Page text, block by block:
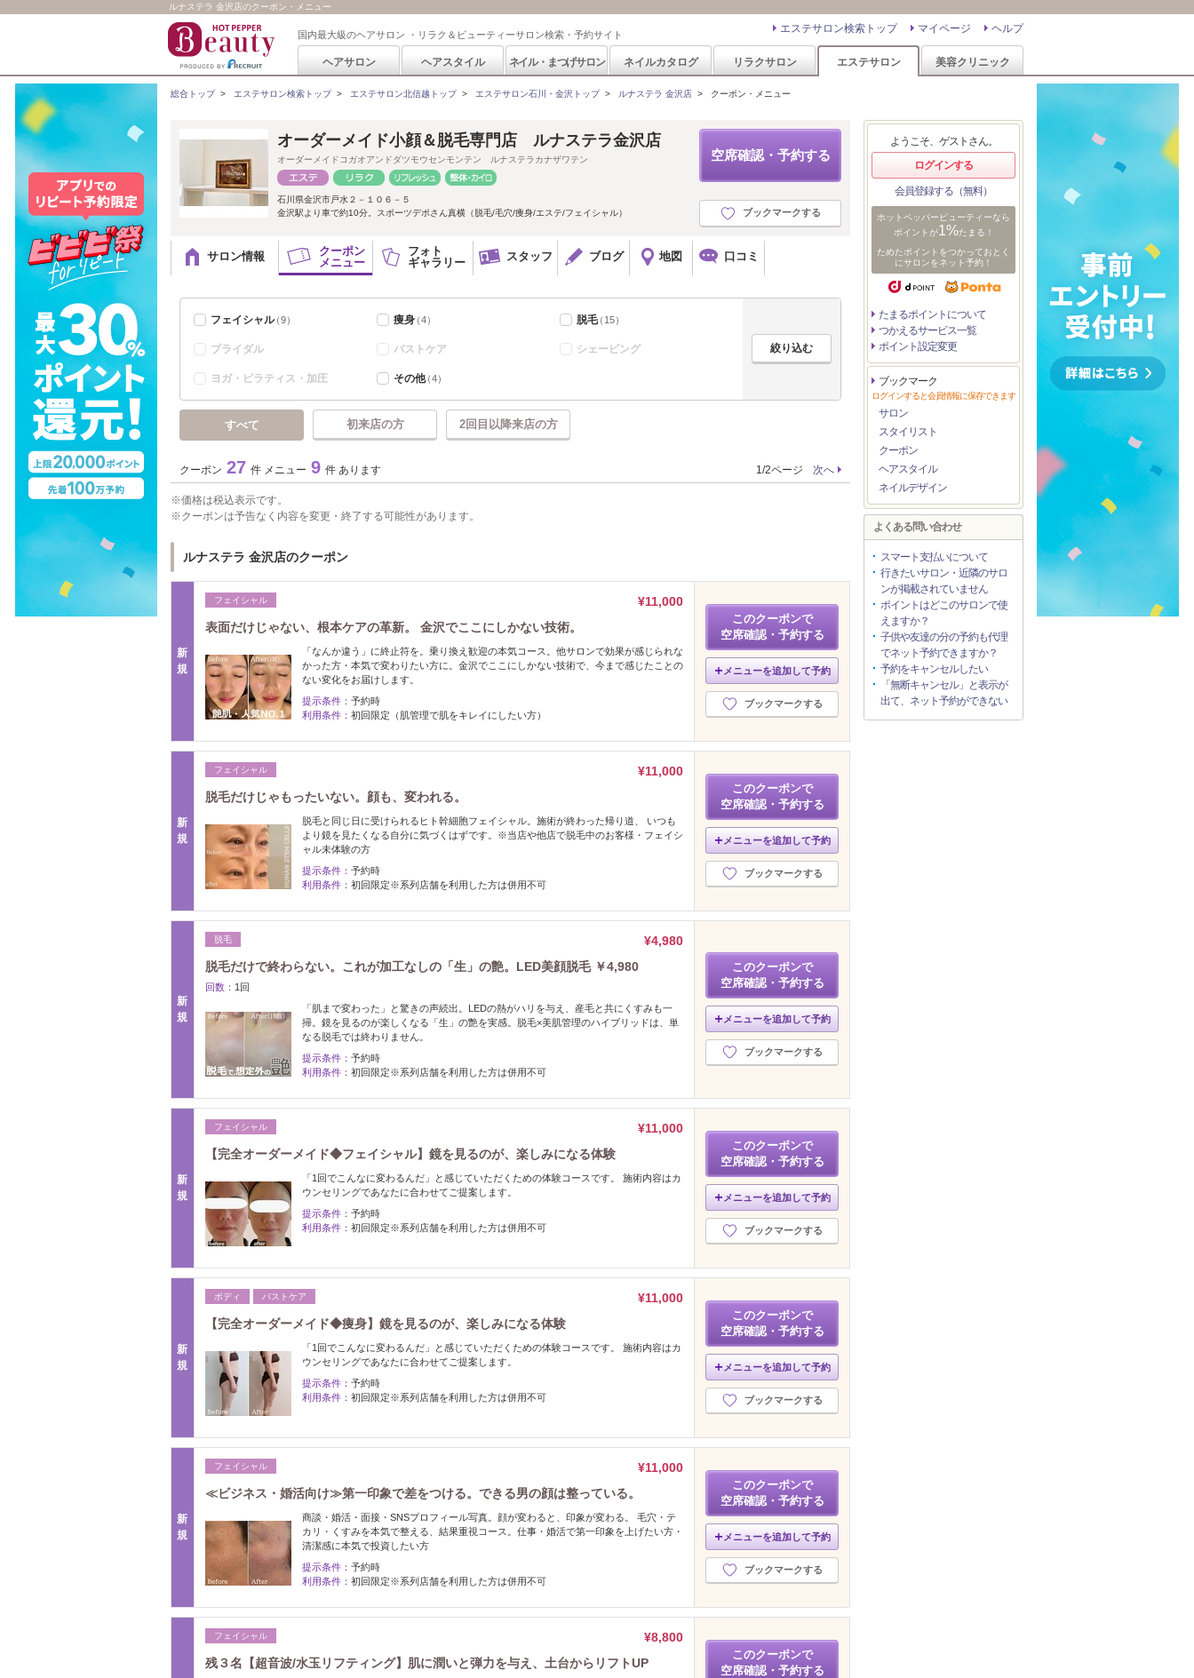
ルナステラ 金沢店のクーポン・メニュー
国内最大級のヘアサロン ・リラク＆ビューティーサロン検索・予約サイト ヘルプ
マイページ
エステサロン検索トップ
ヘアサロン ヘアスタイル ネイル・まつげサロン ネイルカタログ リラクサロン エステサロン 美容クリニック
総合トップ> エステサロン検索トップ> エステサロン北信越トップ> エステサロン石川・金沢トップ> ルナステラ 金沢店 > クーポン・メニュー
空席確認・予約する
ブックマークする
オーダーメイド小顔＆脱毛専門店 ルナステラ金沢店
オーダーメイドコガオアンドダツモウセンモンテン ルナステラカナザワテン
石川県金沢市戸水２－１０６－５
金沢駅より車で約10分。スポーツデポさん真横（脱毛/毛穴/痩身/エステ/フェイシャル）
サロン情報
クーポン
メニュー
フォト
ギャラリー
スタッフ ブログ 地図 口コミ
フェイシャル（9） 痩身（4） 脱毛（15）
ブライダル バストケア シェービング
ヨガ・ピラティス・加圧 その他（4）
すべて 初来店の方 2回目以降来店の方
クーポン 27 件 メニュー 9 件 あります 1/2ページ 次へ
価格は税込表示です。
クーポンは予告なく内容を変更・終了する可能性があります。
ルナステラ 金沢店のクーポン
新
規
フェイシャル
¥11,000
表面だけじゃない、根本ケアの革新。 金沢でここにしかない技術。
「なんか違う」に終止符を。乗り換え歓迎の本気コース。他サロンで効果が感じられな
かった方・本気で変わりたい方に。金沢でここにしかない技術で、今まで感じたことの
ない変化をお届けします。
提示条件： 予約時
利用条件： 初回限定（肌管理で肌をキレイにしたい方）
このクーポンで
空席確認・予約する
メニューを追加して予約
ブックマークする
新
規
フェイシャル
¥11,000
脱毛だけじゃもったいない。顔も、変われる。
脱毛と同じ日に受けられるヒト幹細胞フェイシャル。施術が終わった帰り道、 いつも
より鏡を見たくなる自分に気づくはずです。※当店や他店で脱毛中のお客様・フェイシ
ャル未体験の方
提示条件： 予約時
利用条件： 初回限定※系列店舗を利用した方は併用不可
このクーポンで
空席確認・予約する
メニューを追加して予約
ブックマークする
新
規
脱毛
¥4,980
脱毛だけで終わらない。これが加工なしの「生」の艶。LED美顔脱毛 ￥4,980
回数： 1回
「肌まで変わった」と驚きの声続出。LEDの熱がハリを与え、産毛と共にくすみも一
掃。鏡を見るのが楽しくなる「生」の艶を実感。脱毛×美肌管理のハイブリッドは、単
なる脱毛では終わりません。
提示条件： 予約時
利用条件： 初回限定※系列店舗を利用した方は併用不可
このクーポンで
空席確認・予約する
メニューを追加して予約
ブックマークする
新
規
フェイシャル
¥11,000
【完全オーダーメイド◆フェイシャル】鏡を見るのが、楽しみになる体験
「1回でこんなに変わるんだ」と感じていただくための体験コースです。 施術内容はカ
ウンセリングであなたに合わせてご提案します。
提示条件： 予約時
利用条件： 初回限定※系列店舗を利用した方は併用不可
このクーポンで
空席確認・予約する
メニューを追加して予約
ブックマークする
新
規
ボディ バストケア
¥11,000
【完全オーダーメイド◆痩身】鏡を見るのが、楽しみになる体験
「1回でこんなに変わるんだ」と感じていただくための体験コースです。 施術内容はカ
ウンセリングであなたに合わせてご提案します。
提示条件： 予約時
利用条件： 初回限定※系列店舗を利用した方は併用不可
このクーポンで
空席確認・予約する
メニューを追加して予約
ブックマークする
新
規
フェイシャル
¥11,000
≪ビジネス・婚活向け≫第一印象で差をつける。できる男の顔は整っている。
商談・婚活・面接・SNSプロフィール写真。顔が変わると、印象が変わる。 毛穴・テ
カリ・くすみを本気で整える、結果重視コース。仕事・婚活で第一印象を上げたい方・
清潔感に本気で投資したい方
提示条件： 予約時
利用条件： 初回限定※系列店舗を利用した方は併用不可
このクーポンで
空席確認・予約する
メニューを追加して予約
ブックマークする
フェイシャル
¥8,800
残３名【超音波/水玉リフティング】肌に潤いと弾力を与え、土台からリフトUP
このクーポンで
空席確認・予約する
ようこそ、ゲストさん。
ログインする
会員登録する（無料）
ホットペッパービューティーなら
ポイントが1%たまる！
ためたポイントをつかっておとく
にサロンをネット予約！
たまるポイントについて
つかえるサービス一覧
ポイント設定変更
ブックマーク
ログインすると会員情報に保存できます
サロン
スタイリスト
クーポン
ヘアスタイル
ネイルデザイン
よくある問い合わせ
スマート支払いについて
行きたいサロン・近隣のサロ
ンが掲載されていません
ポイントはどこのサロンで使
えますか？
子供や友達の分の予約も代理
でネット予約できますか？
予約をキャンセルしたい
「無断キャンセル」と表示が
出て、ネット予約ができない